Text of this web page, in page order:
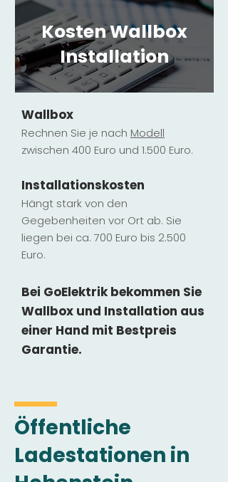
Kosten Wallbox
Installation
Wallbox
Rechnen Sie je nach Modell
zwischen 400 Euro und 1.500 Euro.
Installationskosten
Hängt stark von den
Gegebenheiten vor Ort ab. Sie
liegen bei ca. 700 Euro bis 2.500
Euro.
Bei GoElektrik bekommen Sie
Wallbox und Installation aus
einer Hand mit Bestpreis
Garantie.
Öffentliche
Ladestationen in